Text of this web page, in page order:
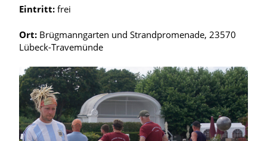
Eintritt: frei
Ort: Brügmanngarten und Strandpromenade, 23570
Lübeck-Travemünde